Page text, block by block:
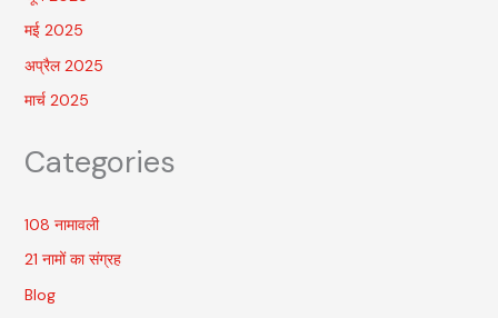
मई 2025
अप्रैल 2025
मार्च 2025
Categories
108 नामावली
21 नामों का संग्रह
Blog